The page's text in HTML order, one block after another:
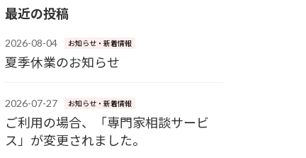
最近の投稿
2026-08-04 お知らせ・新着情報
夏季休業のお知らせ
2026-07-27 お知らせ・新着情報
ご利用の場合、「専門家相談サービ
ス」が変更されました。